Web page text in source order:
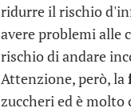
ridurre il rischio
avere problemi alle
rischio di andare
Attenzione, però, la
zuccheri ed è molto
30 DIC